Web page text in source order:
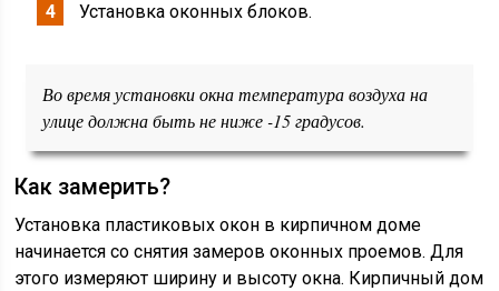
Установка оконных блоков.
Во время установки окна температура воздуха на
улице должна быть не ниже -15 градусов.
Как замерить?
Установка пластиковых окон в кирпичном доме
начинается со снятия замеров оконных проемов. Для
этого измеряют ширину и высоту окна. Кирпичный дом